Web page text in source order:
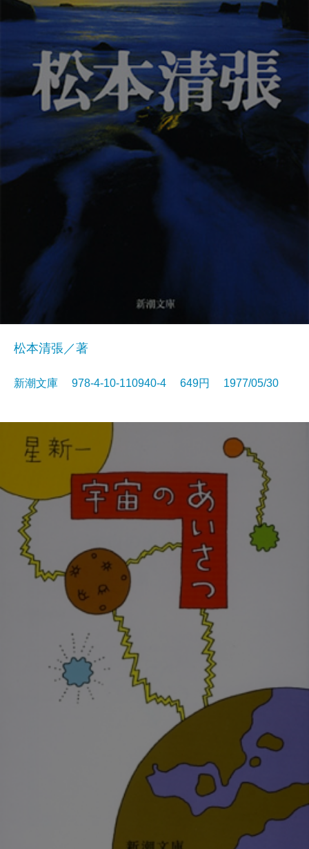
松本清張／著
新潮文庫 978-4-10-110940-4 649円 1977/05/30